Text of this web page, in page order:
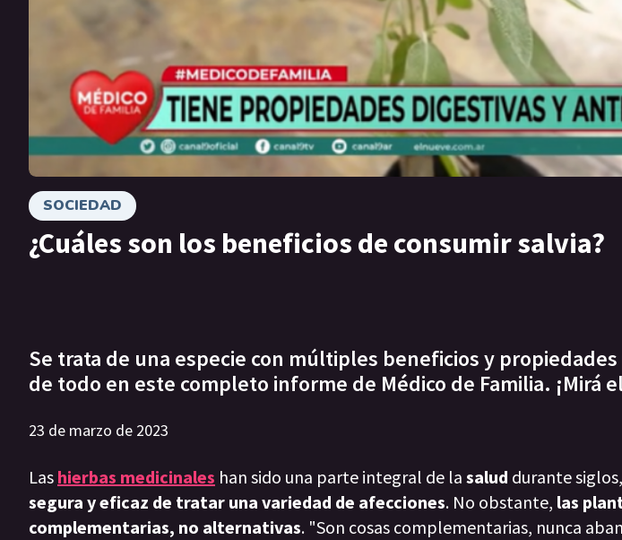
SOCIEDAD
¿Cuáles son los beneficios de consumir salvia?
Se trata de una especie con múltiples beneficios y
de todo en este completo informe de Médico de Familia. ¡Mirá
23 de marzo de 2023
Las hierbas medicinales han sido una parte integral de la salud durante
segura y eficaz de tratar una variedad de afecciones. No obstante, las
complementarias, no alternativas. "Son cosas complementarias, nunca